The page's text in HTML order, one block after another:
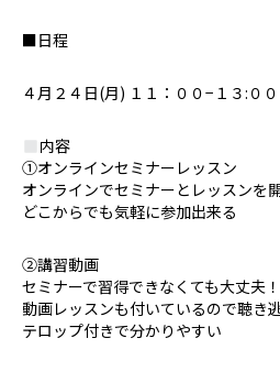
■日程
４月２４日(月) １１：００−１３:００
内容
①オンラインセミナーレッスン
オンラインでセミナーとレッスンを開
どこからでも気軽に参加出来る
②講習動画
セミナーで習得できなくても大丈夫！
動画レッスンも付いているので聴き
テロップ付きで分かりやすい